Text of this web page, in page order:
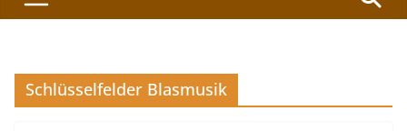
Schlüsselfelder Blasmusik